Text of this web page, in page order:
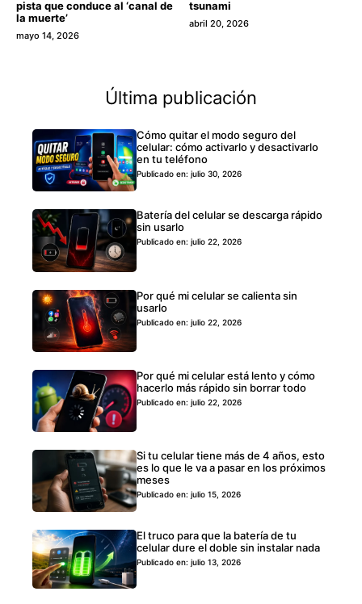
pista que conduce al ‘canal de
la muerte’
mayo 14, 2026
tsunami
abril 20, 2026
Última publicación
Cómo quitar el modo seguro del
celular: cómo activarlo y desactivarlo
en tu teléfono
Publicado en: julio 30, 2026
Batería del celular se descarga rápido
sin usarlo
Publicado en: julio 22, 2026
Por qué mi celular se calienta sin
usarlo
Publicado en: julio 22, 2026
Por qué mi celular está lento y cómo
hacerlo más rápido sin borrar todo
Publicado en: julio 22, 2026
Si tu celular tiene más de 4 años, esto
es lo que le va a pasar en los próximos
meses
Publicado en: julio 15, 2026
El truco para que la batería de tu
celular dure el doble sin instalar nada
Publicado en: julio 13, 2026